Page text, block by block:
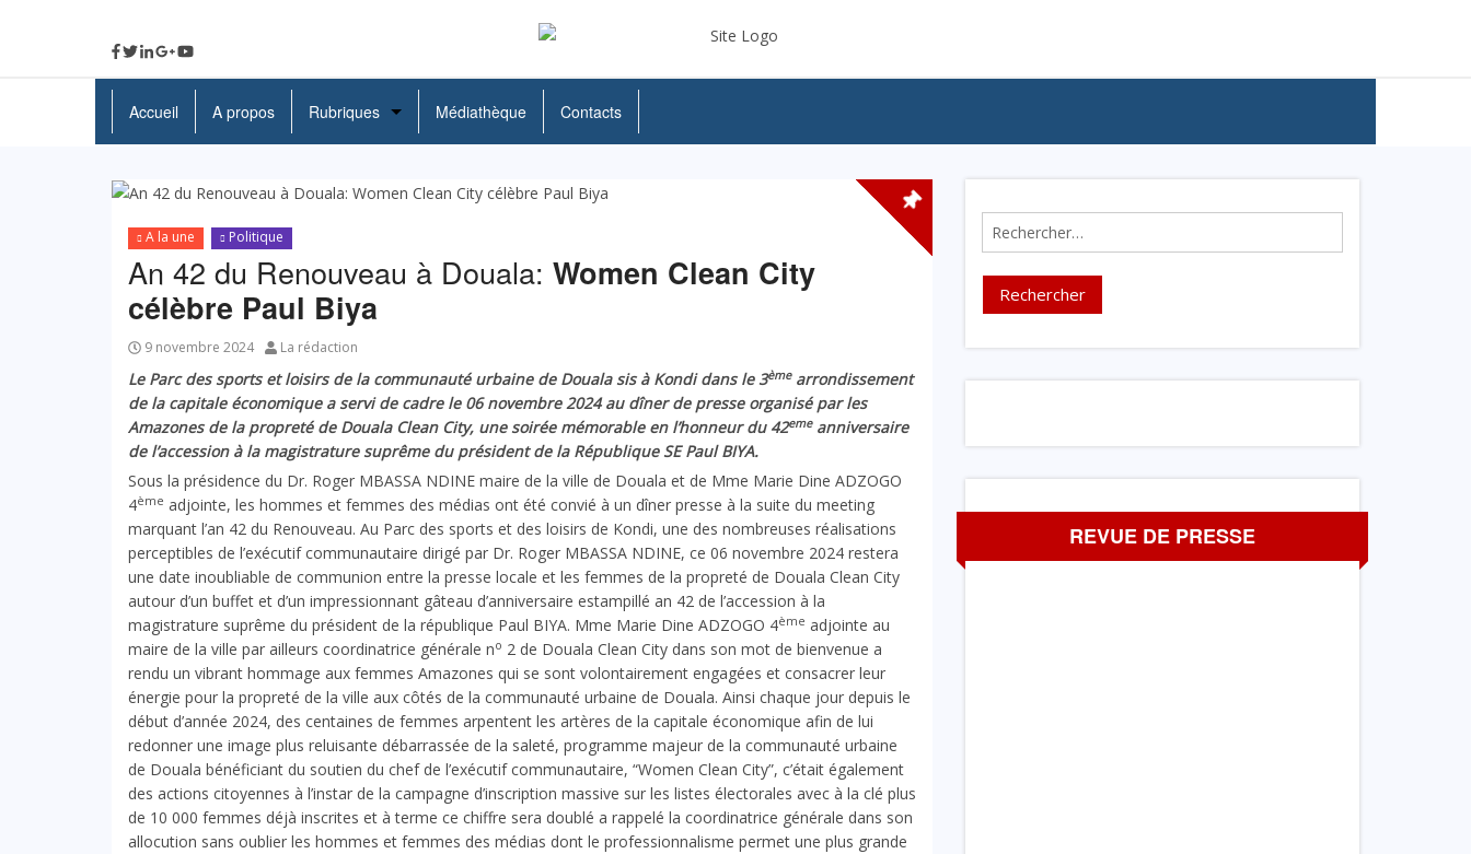
Accueil A propos Rubriques
Politique
Education
Société
Culture
Médiathèque Contacts
A la une Politique
An 42 du Renouveau à Douala: Women Clean City
célèbre Paul Biya
9 novembre 2024 La rédaction
Le Parc des sports et loisirs de la communauté urbaine de Douala sis à Kondi dans le 3èmearrondissement
de la capitale économique a servi de cadre le 06 novembre 2024 au dîner de presse organisé par les
Amazones de la propreté de Douala Clean City, une soirée mémorable en l’honneur du 42emeanniversaire
de l’accession à la magistrature suprême du président de la République SE Paul BIYA.
Sous la présidence du Dr. Roger MBASSA NDINE maire de la ville de Douala et de Mme Marie Dine ADZOGO
4ème adjointe, les hommes et femmes des médias ont été convié à un dîner presse à la suite du meeting
marquant l’an 42 du Renouveau. Au Parc des sports et des loisirs de Kondi, une des nombreuses réalisations
perceptibles de l’exécutif communautaire dirigé par Dr. Roger MBASSA NDINE, ce 06 novembre 2024 restera
une date inoubliable de communion entre la presse locale et les femmes de la propreté de Douala Clean City
autour d’un buffet et d’un impressionnant gâteau d’anniversaire estampillé an 42 de l’accession à la
magistrature suprême du président de la république Paul BIYA. Mme Marie Dine ADZOGO 4ème adjointe au
maire de la ville par ailleurs coordinatrice générale no 2 de Douala Clean City dans son mot de bienvenue a
rendu un vibrant hommage aux femmes Amazones qui se sont volontairement engagées et consacrer leur
énergie pour la propreté de la ville aux côtés de la communauté urbaine de Douala. Ainsi chaque jour depuis le
début d’année 2024, des centaines de femmes arpentent les artères de la capitale économique afin de lui
redonner une image plus reluisante débarrassée de la saleté, programme majeur de la communauté urbaine
de Douala bénéficiant du soutien du chef de l’exécutif communautaire, “Women Clean City”, c’était également
des actions citoyennes à l’instar de la campagne d’inscription massive sur les listes électorales avec à la clé plus
de 10 000 femmes déjà inscrites et à terme ce chiffre sera doublé a rappelé la coordinatrice générale dans son
allocution sans oublier les hommes et femmes des médias dont le professionnalisme permet une plus grande
Rechercher :
REVUE DE PRESSE